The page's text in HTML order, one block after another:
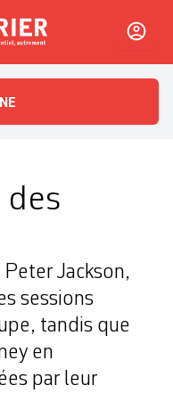
L'essentiel, autrement
Jackson,
sessions
tandis que
en
par leur